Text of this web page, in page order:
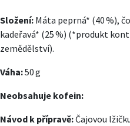
Složení: Máta peprná* (40 %),
kadeřavá* (25 %) (*produkt
zemědělství).
Váha:50 g
Neobsahuje kofein:
Návod k přípravě:Čajovou